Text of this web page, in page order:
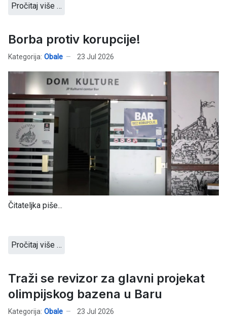
Pročitaj više …
Borba protiv korupcije!
Kategorija: Obale 23 Jul 2026
Čitateljka piše...
Pročitaj više …
Traži se revizor za glavni projekat
olimpijskog bazena u Baru
Kategorija: Obale 23 Jul 2026